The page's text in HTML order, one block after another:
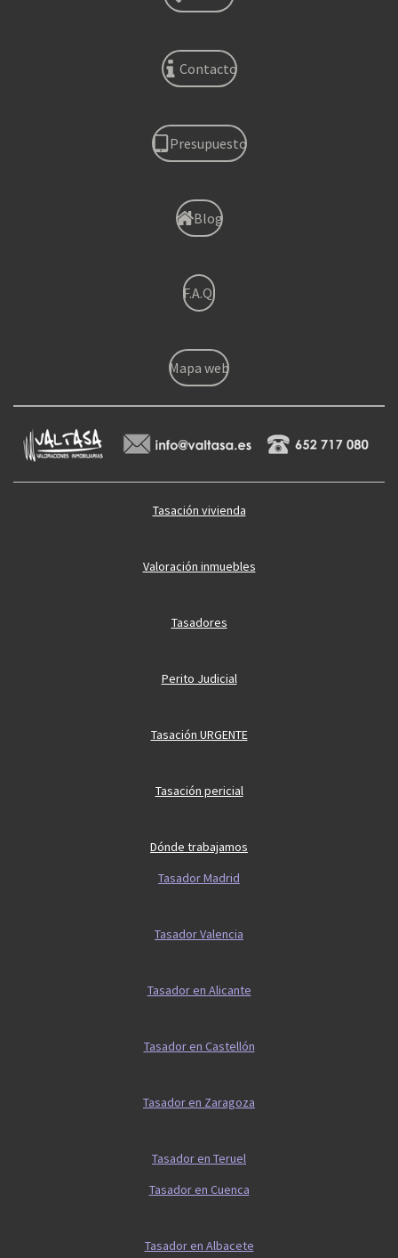
Contacto
Presupuesto
Blog
F.A.Q.
Mapa web
Tasación vivienda
Valoración inmuebles
Tasadores
Perito Judicial
Tasación URGENTE
Tasación pericial
Dónde trabajamos
Tasador Madrid
Tasador Valencia
Tasador en Alicante
Tasador en Castellón
Tasador en Zaragoza
Tasador en Teruel
Tasador en Cuenca
Tasador en Albacete